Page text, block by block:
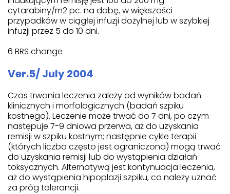
cytarabiny/m2 pc. na dobę, w większości
przypadków w ciągłej infuzji dożylnej lub w szybkiej
infuzji przez 5 do 10 dni.
6 BRS change
Ver.5/ July 2004
Czas trwania leczenia zależy od wyników badań
klinicznych i morfologicznych (badań szpiku
kostnego). Leczenie może trwać do 7 dni, po czym
następuje 7-9 dniowa przerwa, aż do uzyskania
remisji w szpiku kostnym; następnie cykle terapii
(których liczba często jest ograniczona) mogą trwać
do uzyskania remisji lub do wystąpienia działań
toksycznych. Alternatywą jest kontynuacja leczenia,
aż do wystąpienia hipoplazji szpiku, co należy uznać
za próg tolerancji.